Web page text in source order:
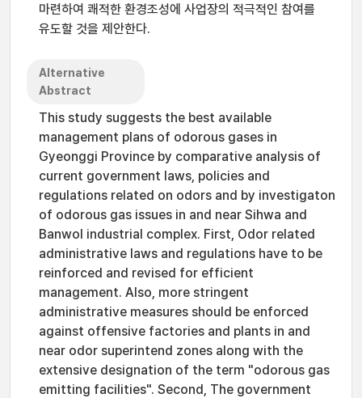
마련하여 쾌적한 환경조성에 사업장의 적극적인 참여를
유도할 것을 제안한다.
Alternative
Abstract
This study suggests the best available
management plans of odorous gases in
Gyeonggi Province by comparative analysis of
current government laws, policies and
regulations related on odors and by investigaton
of odorous gas issues in and near Sihwa and
Banwol industrial complex. First, Odor related
administrative laws and regulations have to be
reinforced and revised for efficient
management. Also, more stringent
administrative measures should be enforced
against offensive factories and plants in and
near odor superintend zones along with the
extensive designation of the term "odorous gas
emitting facilities". Second, The government